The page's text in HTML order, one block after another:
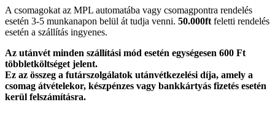
A csomagokat az MPL automatába vagy csomagpontra rendelés
esetén 3-5 munkanapon belül át tudja venni. 50.000ft feletti rendelés
esetén a szállítás ingyenes.
Az utánvét minden szállítási mód esetén egységesen 600 Ft
többletköltséget jelent.
Ez az összeg a futárszolgálatok utánvétkezelési díja, amely a
csomag átvételekor, készpénzes vagy bankkártyás fizetés esetén
kerül felszámításra.